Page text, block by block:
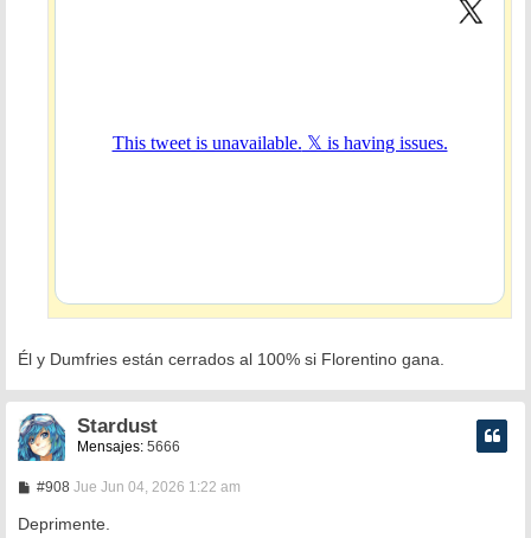
Él y Dumfries están cerrados al 100% si Florentino gana.
Stardust
Mensajes: 5666
#908M
n
Jue Jun 04, 2026 1:22 am
Deprimente.